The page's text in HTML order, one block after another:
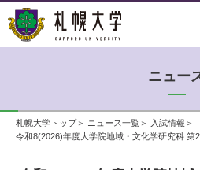
ニュー
札幌大学トップ ニュース一覧
入試情報
令和8(2026)年度大学院地域・文化学研究科 第